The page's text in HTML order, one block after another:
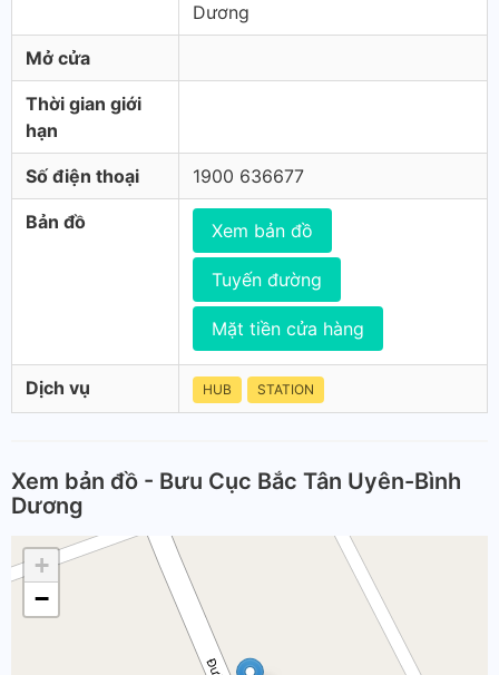
Dương
Mở cửa
Thời gian giới
hạn
Số điện thoại 1900 636677
Bản đồ Xem bản đồ
Tuyến đường
Mặt tiền cửa hàng
Dịch vụ HUB STATION
Xem bản đồ - Bưu Cục Bắc Tân Uyên-Bình
Dương
+
−